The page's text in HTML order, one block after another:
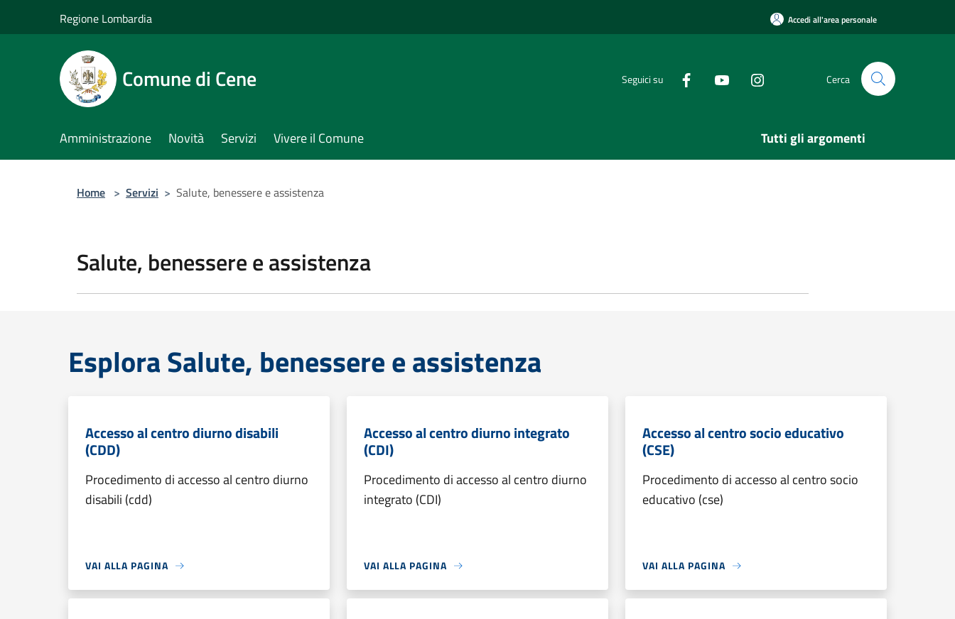
Regione Lombardia Accedi all'area personale
Comune di Cene Seguici su Cerca
Amministrazione Novità Servizi Vivere il Comune Tutti gli argomenti
Home > Servizi > Salute, benessere e assistenza
Salute, benessere e assistenza
Esplora Salute, benessere e assistenza
Accesso al centro diurno disabili
(CDD)
Procedimento di accesso al centro diurno
disabili (cdd)
VAI ALLA PAGINA
Accesso al centro diurno integrato
(CDI)
Procedimento di accesso al centro diurno
integrato (CDI)
VAI ALLA PAGINA
Accesso al centro socio educativo
(CSE)
Procedimento di accesso al centro socio
educativo (cse)
VAI ALLA PAGINA